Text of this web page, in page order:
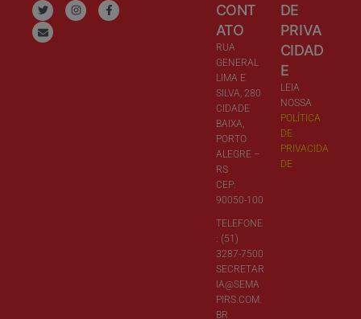
CONT
ATO
RUA
GENERAL
LIMA E
SILVA, 280
CIDADE
BAIXA,
PORTO
ALEGRE –
RS
CEP:
90050-100
TELEFONE
: (51)
3287-7500
SECRETAR
IA@SEMA
PIRS.COM.
BR
DE
PRIVA
CIDAD
E
LEIA
NOSSA
POLÍTICA
DE
PRIVACIDA
DE